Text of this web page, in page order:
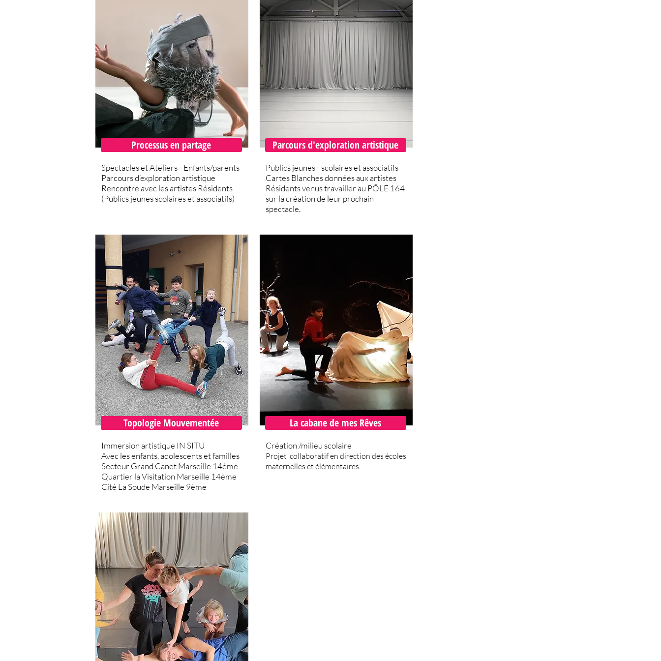
Processus en partage
Spectacles et Ateliers - Enfants/parents
Parcours d’exploration artistique
Rencontre avec les artistes Résidents
(Publics jeunes scolaires et associatifs)
Topologie Mouvementée
Immersion artistique IN SITU
Avec les enfants, adolescents et familles
Secteur Grand Canet Marseille 14ème
Quartier la Visitation Marseille 14ème
Cité La Soude Marseille 9ème
Parcours d'exploration artistique
Publics jeunes - scolaires et associatifs
Cartes Blanches données aux artistes
Résidents venus travailler au PÔLE 164
sur la création de leur prochain
spectacle.
La cabane de mes Rêves
Création /milieu scolaire
Projet collaboratif en direction des écoles
maternelles et élémentaires.